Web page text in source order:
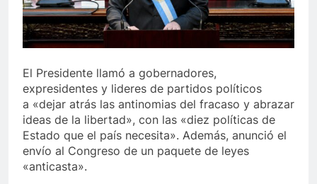
El Presidente llamó a gobernadores,
expresidentes y lideres de partidos políticos
a «dejar atrás las antinomias del fracaso y abrazar
ideas de la libertad», con las «diez políticas de
Estado que el país necesita». Además, anunció el
envío al Congreso de un paquete de leyes
«anticasta».